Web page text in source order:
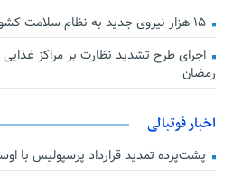
۱۵ هزار نیروی جدید به نظام سلامت کشور افزوده شد
اجرای طرح تشدید نظارت بر مراکز
رمضان
اخبار فوتبالی
پشت‌پرده تمدید قرارداد پرسپولیس با